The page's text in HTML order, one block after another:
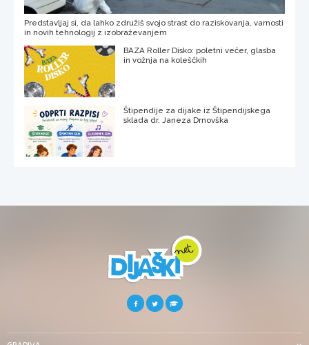
Predstavljaj si, da lahko združiš svojo strast do raziskovanja, varnosti
in novih tehnologij z izobraževanjem
BAZA Roller Disko: poletni večer, glasba
in vožnja na koleščkih
Štipendije za dijake iz Štipendijskega
sklada dr. Janeza Drnovška